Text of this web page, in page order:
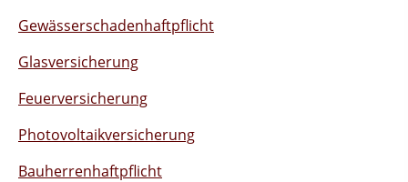
Gewässerschadenhaftpflicht
Glasversicherung
Feuerversicherung
Photovoltaikversicherung
Bauherrenhaftpflicht